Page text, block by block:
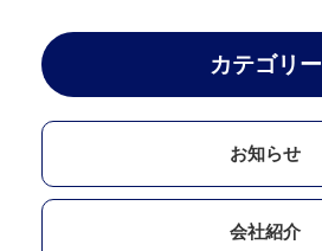
カテゴリー
お知らせ
会社紹介